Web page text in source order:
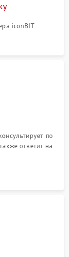
iconBIT
по
ответит на